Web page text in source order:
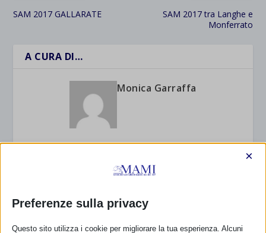
SAM 2017 GALLARATE
SAM 2017 tra Langhe e
Monferrato
A CURA DI…
Monica Garraffa
Preferenze sulla privacy
×
Questo sito utilizza i cookie per migliorare la tua esperienza. Alcuni